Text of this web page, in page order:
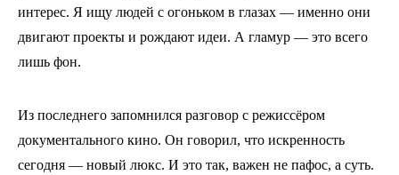
интерес. Я ищу людей с огоньком в глазах — именно они
двигают проекты и рождают идеи. А гламур — это всего
лишь фон.
Из последнего запомнился разговор с режиссёром
документального кино. Он говорил, что искренность
сегодня — новый люкс. И это так, важен не пафос, а суть.